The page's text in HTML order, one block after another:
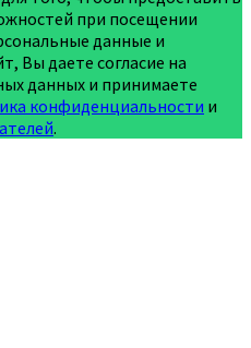
при посещении
данные и
Вы даете согласие на
данных и принимаете
конфиденциальности и
.